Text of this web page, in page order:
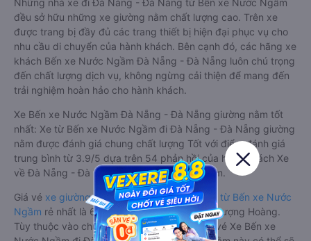
Những nhà xe đi Đà Nẵng - Đà Nẵng từ Bến xe Nước Ngầm
đều sở hữu những xe giường nằm chất lượng cao. Trên xe
được trang bị đầy đủ các trang thiết bị hiện đại phục vụ cho
nhu cầu di chuyển của hành khách. Bên cạnh đó, các hãng xe
khách Bến xe Nước Ngầm Đà Nẵng - Đà Nẵng luôn chú trọng
đến chất lượng dịch vụ, không ngừng cải thiện để mang đến
trải nghiệm hoàn hảo cho hành khách.
Xe Bến xe Nước Ngầm Đà Nẵng - Đà Nẵng giường nằm tốt
nhất: Xe từ Bến xe Nước Ngầm đi Đà Nẵng - Đà Nẵng giường
nằm được đánh giá chung chất lượng Tốt với điểm đánh giá
trung bình từ 3.9/5 dựa trên 54 phản hồi của hành khách Xe
về Đà Nẵng - Đà Nẵng từ Bến xe Nước Ngầm.
Giá vé xe giường nằm đi Đà Nẵng - Đà Nẵng từ Bến xe Nước
Ngầm rẻ nhất là 650000VND của hãng xe Phượng Hoàng.
Tùy thuộc vào chương trình khuyến mãi, giá vé Xe Bến xe